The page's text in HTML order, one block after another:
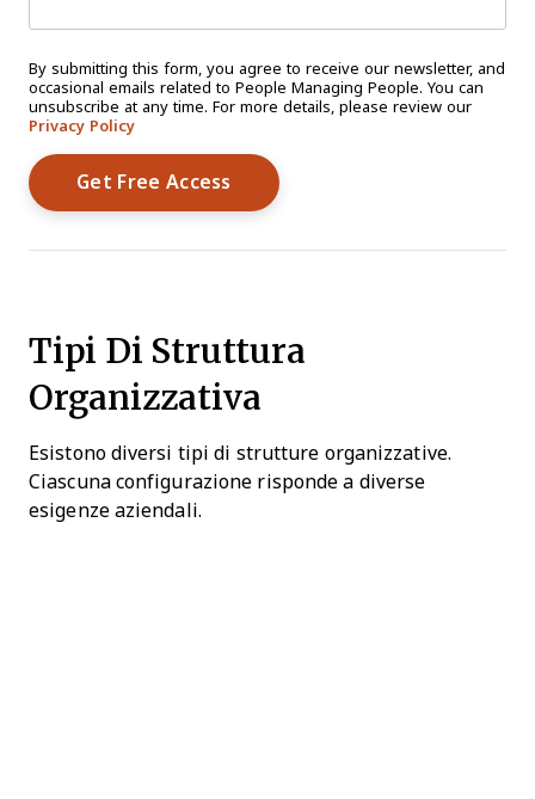
By submitting this form, you agree to receive our newsletter, and
occasional emails related to People Managing People. You can
unsubscribe at any time. For more details, please review our
Privacy Policy
Tipi Di Struttura
Organizzativa
Esistono diversi tipi di strutture organizzative.
Ciascuna configurazione risponde a diverse
esigenze aziendali.